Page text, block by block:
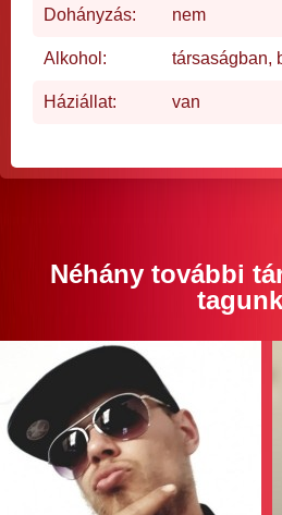
Dohányzás: nem
Alkohol: társaságban,
Háziállat: van
Néhány további